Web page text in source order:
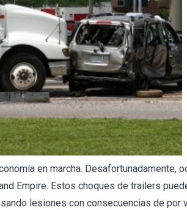
en marcha. Desafortunadamente,
Empire. Estos choques de trailers
lesiones con consecuencias de por